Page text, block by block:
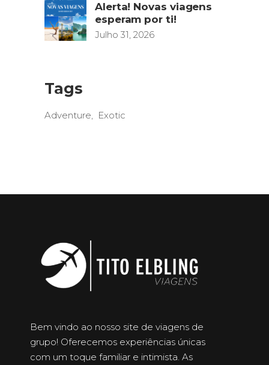
Alerta! Novas viagens
esperam por ti!
Julho 31, 2026
Tags
Adventure Exotic
Bem vindo ao nosso site de viagens de
grupo! Oferecemos experiências únicas
com um toque familiar e intimista. As